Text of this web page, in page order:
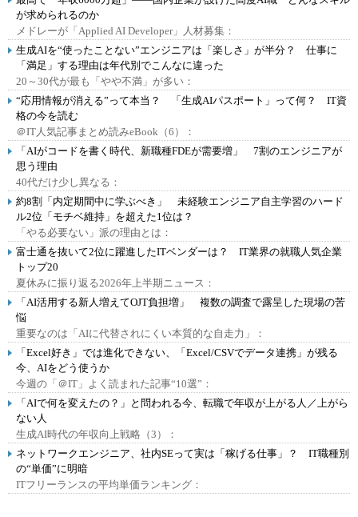
が求められるのか
メドレーが「Applied AI Developer」人材募集：
生成AIを“使ったことない”エンジニアは「楽しさ」が半分？ 仕事に
「満足」する理由は年代別でこんなに違った
20～30代が最も「やや不満」が多い：
“応用情報が消える”って本当？ 「生成AIパスポート」って何？ IT資
格の今を読む
＠IT人気記事まとめ読みeBook（6）：
「AIがコードを書く時代、新職種FDEが需要増」 7割のエンジニアが
思う理由
40代だけ少し異なる：
約8割「内定期間中に学ぶべき」 未経験エンジニア自主学習のハード
ル2位「モチベ維持」を超えた1位は？
「やる必要ない」派の理由とは：
富士通を抜いて2位に躍進したITベンダーは？ IT業界の就職人気企業
トップ20
夏休みに振り返る2026年上半期ニュース：
「AI活用する新人増えてOJT負担増」 複数の調査で露呈した現場の苦
悩
重要なのは「AIに代替されにくい本質的な自走力」：
「Excel好き」では進化できない、「Excel/CSVでデータ連携」が残る
今、AIをどう使うか
今週の「＠IT」よく読まれた記事“10選”：
「AIで何を変えたの？」と問われる今、転職で年収が上がる人／上がら
ない人
生成AI時代の年収向上戦略（3）：
ネットワークエンジニア、社内SEって実は「稼げる仕事」？ IT職種別
の“単価”に明暗
ITフリーランスの平均単価ランキング：